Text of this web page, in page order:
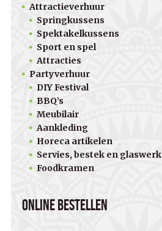
Attractieverhuur
Springkussens
Spektakelkussens
Sport en spel
Attracties
Partyverhuur
DIY Festival
BBQ’s
Meubilair
Aankleding
Horeca artikelen
Servies, bestek en glaswerk
Foodkramen
Online bestellen